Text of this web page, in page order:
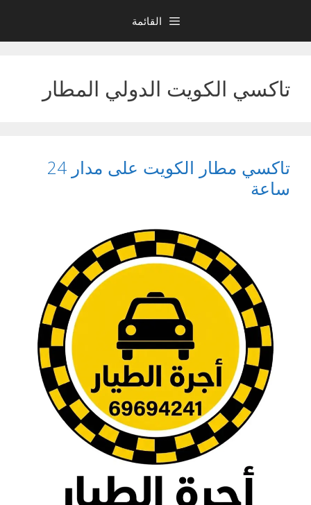
المحتوى
القائمة
تاكسي الكويت الدولي المطار
تاكسي مطار الكويت على مدار 24
ساعة